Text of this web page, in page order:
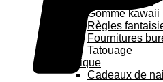
Gomme kawaii
Règles
Fournitures
Tatouage
Pratique
Cadeaux de